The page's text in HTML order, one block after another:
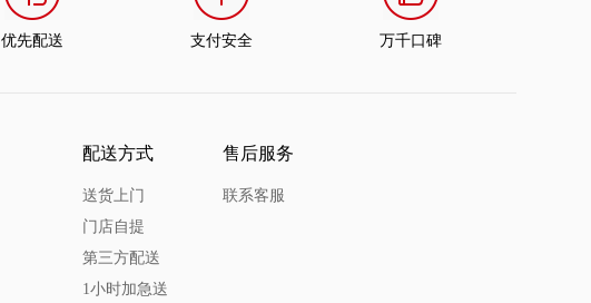
优先配送 支付安全 万千口碑
配送方式
送货上门
门店自提
第三方配送
1小时加急送
售后服务
联系客服